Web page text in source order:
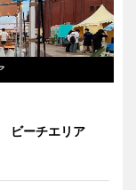
ビーチエリア